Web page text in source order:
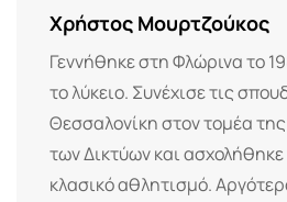
Χρήστος Μουρτζούκος
Γεννήθηκε στη Φλώρινα το
το λύκειο. Συνέχισε τις
Θεσσαλονίκη στον τομέα
των Δικτύων και
κλασικό αθλητισμό.